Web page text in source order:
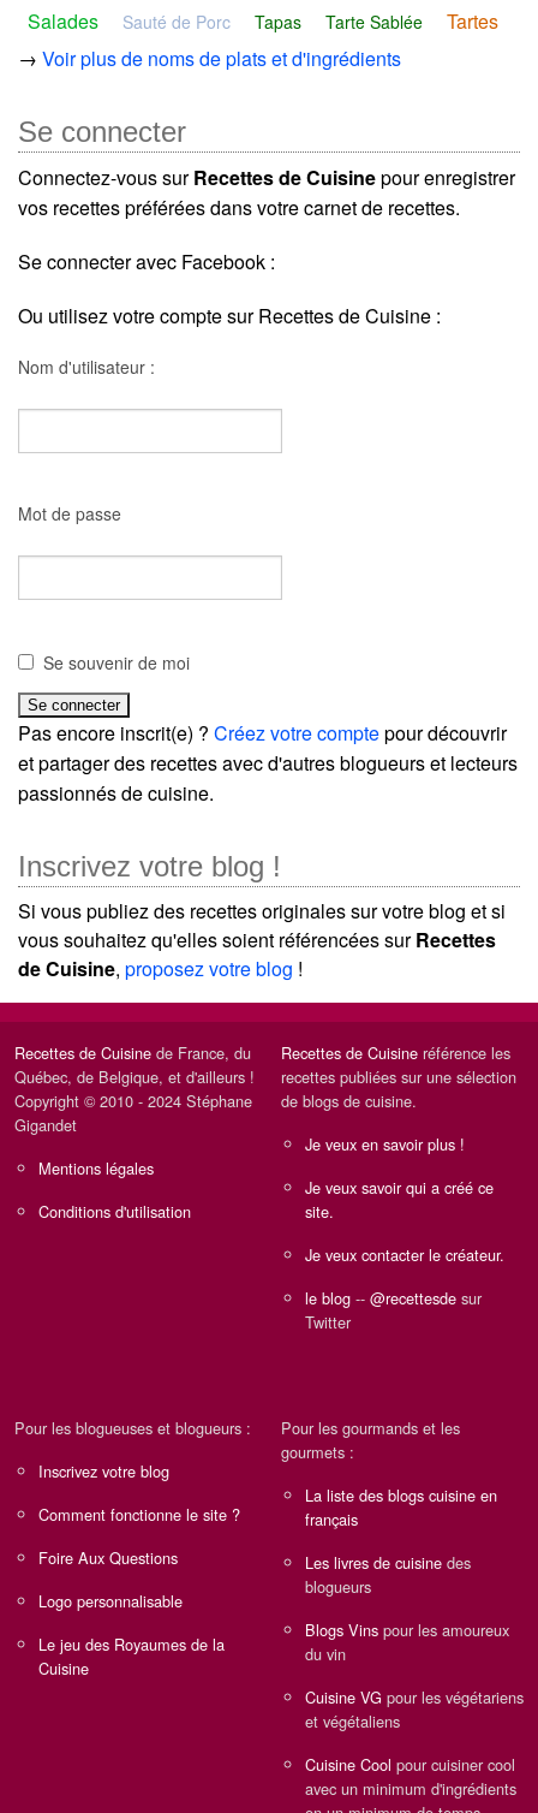
Salades Sauté de Porc Tapas Tarte Sablée
Tartes
→ Voir plus de noms de plats et d'ingrédients
Se connecter
Connectez-vous surRecettes de Cuisinepour enregistrer
vos recettes préférées dans votre carnet de recettes.
Se connecter avec Facebook :
Ou utilisez votre compte sur Recettes de Cuisine :
Nom d'utilisateur :
Mot de passe
Se souvenir de moi
Pas encore inscrit(e) ? Créez votre comptepour découvrir
et partager des recettes avec d'autres blogueurs et lecteurs
passionnés de cuisine.
Inscrivez votre blog !
Si vous publiez des recettes originales sur votre blog et si
vous souhaitez qu'elles soient référencées surRecettes
de Cuisine, proposez votre blog !
Recettes de Cuisine de France, du
Québec, de Belgique, et d'ailleurs !
Copyright © 2010 - 2024 Stéphane
Gigandet
Mentions légales
Conditions d'utilisation
Recettes de Cuisine référence les
recettes publiées sur une sélection
de blogs de cuisine.
Je veux en savoir plus !
Je veux savoir qui a créé ce
site.
Je veux contacter le créateur.
le blog -- @recettesde sur
Twitter
Pour les blogueuses et blogueurs :
Inscrivez votre blog
Comment fonctionne le site ?
Foire Aux Questions
Logo personnalisable
Le jeu des Royaumes de la
Cuisine
Pour les gourmands et les
gourmets :
La liste des blogs cuisine en
français
Les livres de cuisine des
blogueurs
Blogs Vins pour les amoureux
du vin
Cuisine VG pour les végétariens
et végétaliens
Cuisine Cool pour cuisiner cool
avec un minimum d'ingrédients